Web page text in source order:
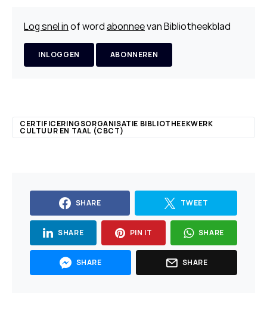
Log snel inof wordabonneevan Bibliotheekblad
INLOGGEN ABONNEREN
CERTIFICERINGSORGANISATIE BIBLIOTHEEKWERK
CULTUUR EN TAAL (CBCT)
SHARE TWEET
SHARE PIN IT SHARE
SHARE SHARE